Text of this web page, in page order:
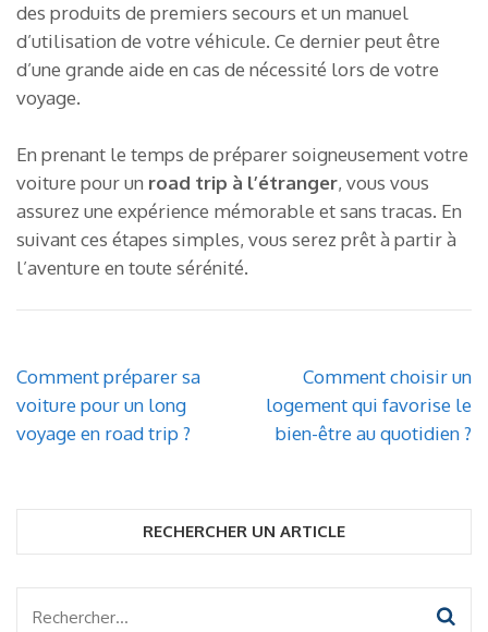
des produits de premiers secours et un manuel
d’utilisation de votre véhicule. Ce dernier peut être
d’une grande aide en cas de nécessité lors de votre
voyage.
En prenant le temps de préparer soigneusement votre
voiture pour un road trip à l’étranger, vous vous
assurez une expérience mémorable et sans tracas. En
suivant ces étapes simples, vous serez prêt à partir à
l’aventure en toute sérénité.
Navigation
de
l’article
Comment préparer sa
voiture pour un long
voyage en road trip ?
Comment choisir un
logement qui favorise le
bien-être au quotidien ?
RECHERCHER UN ARTICLE
Rechercher :